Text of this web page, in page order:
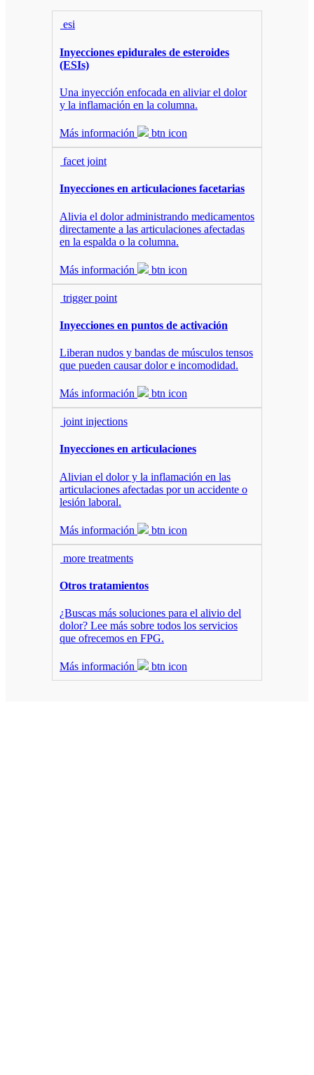
esi
Inyecciones epidurales de esteroides
(ESIs)
Una inyección enfocada en aliviar el dolor
y la inflamación en la columna.
Más información btn icon
facet joint
Inyecciones en articulaciones facetarias
Alivia el dolor administrando medicamentos
directamente a las articulaciones afectadas
en la espalda o la columna.
Más información btn icon
trigger point
Inyecciones en puntos de activación
Liberan nudos y bandas de músculos tensos
que pueden causar dolor e incomodidad.
Más información btn icon
joint injections
Inyecciones en articulaciones
Alivian el dolor y la inflamación en las
articulaciones afectadas por un accidente o
lesión laboral.
Más información btn icon
more treatments
Otros tratamientos
¿Buscas más soluciones para el alivio del
dolor? Lee más sobre todos los servicios
que ofrecemos en FPG.
Más información btn icon